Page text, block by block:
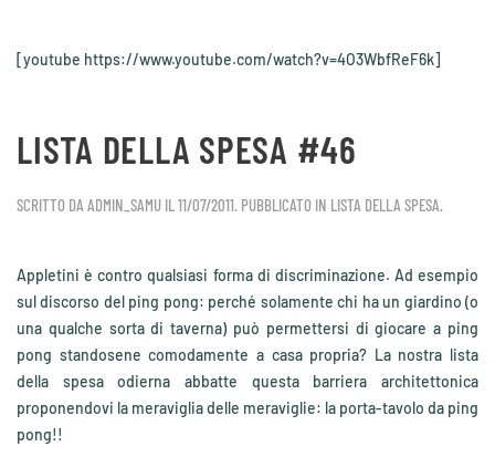
[youtube https://www.youtube.com/watch?v=4O3WbfReF6k]
LISTA DELLA SPESA #46
SCRITTO DA ADMIN_SAMU IL11/07/2011. PUBBLICATO IN LISTA DELLA SPESA.
Appletini è contro qualsiasi forma di discriminazione. Ad esempio
sul discorso del ping pong: perché solamente chi ha un giardino (o
una qualche sorta di taverna) può permettersi di giocare a ping
pong standosene comodamente a casa propria? La nostra lista
della spesa odierna abbatte questa barriera architettonica
proponendovi la meraviglia delle meraviglie: la porta-tavolo da ping
pong!!